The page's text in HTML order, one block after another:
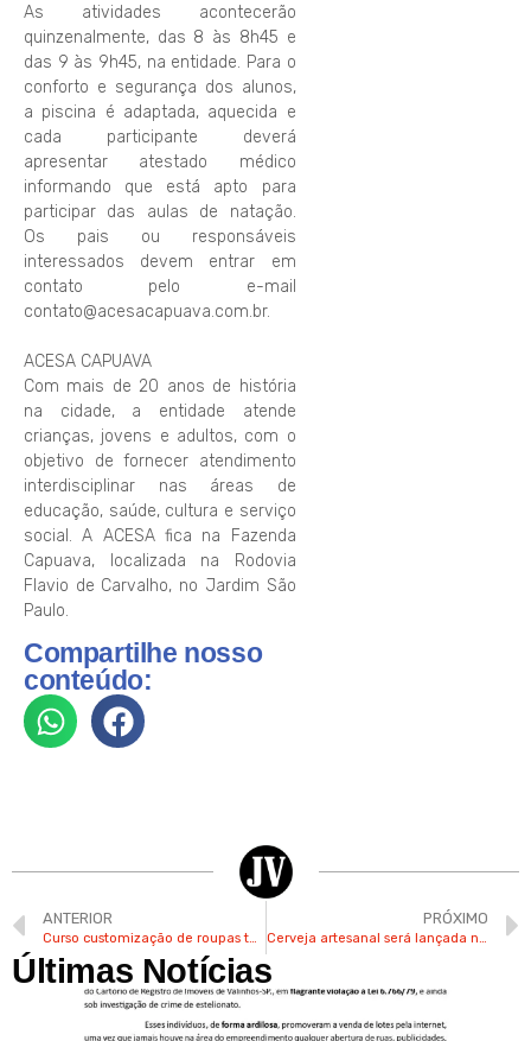
As atividades acontecerão
quinzenalmente, das 8 às 8h45 e
das 9 às 9h45, na entidade. Para o
conforto e segurança dos alunos,
a piscina é adaptada, aquecida e
cada participante deverá
apresentar atestado médico
informando que está apto para
participar das aulas de natação.
Os pais ou responsáveis
interessados devem entrar em
contato pelo e-mail
contato@acesacapuava.com.br.
ACESA CAPUAVA
Com mais de 20 anos de história
na cidade, a entidade atende
crianças, jovens e adultos, com o
objetivo de fornecer atendimento
interdisciplinar nas áreas de
educação, saúde, cultura e serviço
social. A ACESA fica na Fazenda
Capuava, localizada na Rodovia
Flavio de Carvalho, no Jardim São
Paulo.
Compartilhe nosso
conteúdo:
ANTERIOR
Curso customização de roupas tem inscrições abertas em Valinhos
PRÓXIMO
Cerveja artesanal será lançada neste sábado na Estação em Valinhos
Últimas Notícias